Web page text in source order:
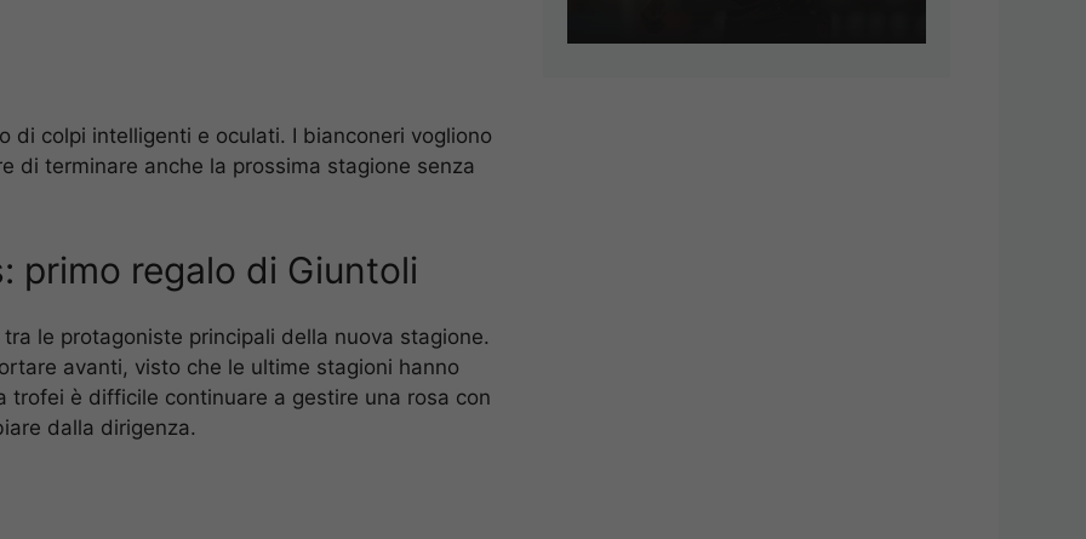
di colpi intelligenti e oculati. I bianconeri vogliono
di terminare anche la prossima stagione senza
primo regalo di Giuntoli
tra le protagoniste principali della nuova stagione.
avanti, visto che le ultime stagioni hanno
è difficile continuare a gestire una rosa con
dalla dirigenza.